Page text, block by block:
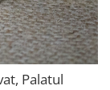
Palatul